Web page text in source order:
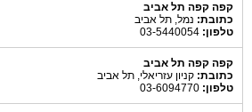
קפה קפה תל אביב
כתובת: נמל, תל אביב
טלפון:
קפה קפה תל אביב
כתובת: קניון עזריאלי, תל אביב
טלפון: